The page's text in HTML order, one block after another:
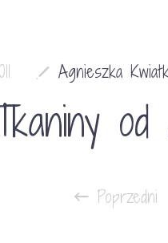
Agnieszka
Poprzedni